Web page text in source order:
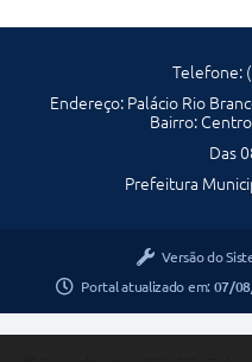
Telefone:
Endereço: Palácio Rio
Bairro:
Das
Prefeitura
Versão do
Portal atualizado em: 07/